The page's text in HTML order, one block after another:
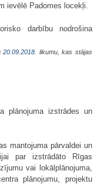
ievēlē Padomes locekļi.
darbību nodrošina
20.09.2018 . likumu, kas stājas
plānojuma izstrādes un
mantojuma pārvaldei un
par izstrādāto Rīgas
vai lokālplānojuma,
plānojumu, projektu